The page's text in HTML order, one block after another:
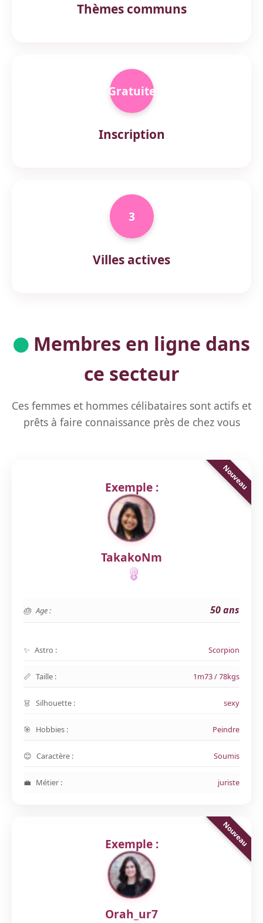
Thèmes communs
Gratuite
Inscription
3
Villes actives
Membres en ligne dans
ce secteur
Ces femmes et hommes célibataires sont actifs et
prêts à faire connaissance près de chez vous
Exemple :
TakakoNm
Age : 50 ans
Astro : Scorpion
Taille : 1m73 / 78kgs
Silhouette : sexy
Hobbies : Peindre
Caractère : Soumis
Métier : juriste
Exemple :
Orah_ur7